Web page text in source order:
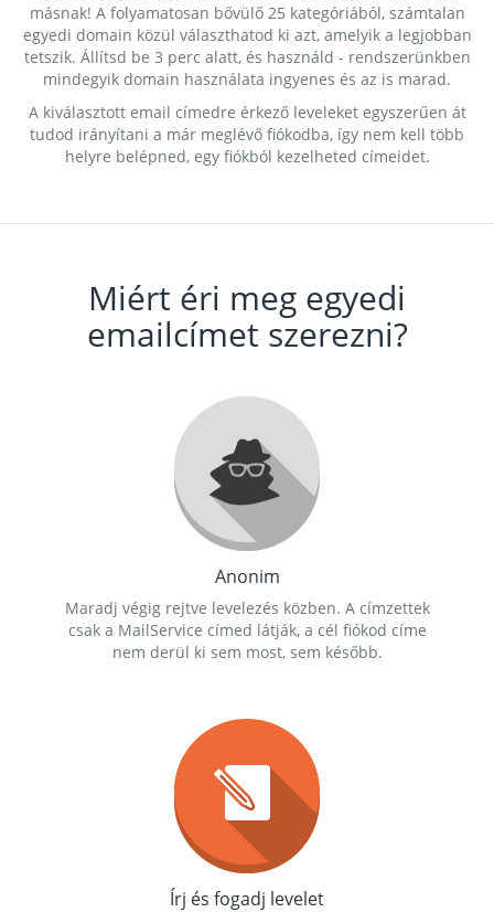
másnak! A folyamatosan bővülő 25 kategóriából, számtalan
egyedi domain közül választhatod ki azt, amelyik a legjobban
tetszik. Állítsd be 3 perc alatt, és használd - rendszerünkben
mindegyik domain használata ingyenes és az is marad.
A kiválasztott email címedre érkező leveleket egyszerűen át
tudod irányítani a már meglévő fiókodba, így nem kell több
helyre belépned, egy fiókból kezelheted címeidet.
Miért éri meg egyedi
emailcímet szerezni?
Anonim
Maradj végig rejtve levelezés közben. A címzettek
csak a MailService címed látják, a cél fiókod címe
nem derül ki sem most, sem később.
Írj és fogadj levelet